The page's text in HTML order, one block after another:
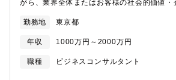
がら、業界全体またはお客様の社会的価値・
ライアントのビジネス成長やサービス創出に
トと共に戦略を考えるだけでなく、業務・IT
アにし、アジャイル的にビジネスサイド、テ
UXやUI等のデザインサイドと連携してサー
勤務地 東京都
年収 1000万円～2000万円
職種
ビジネスコンサルタント